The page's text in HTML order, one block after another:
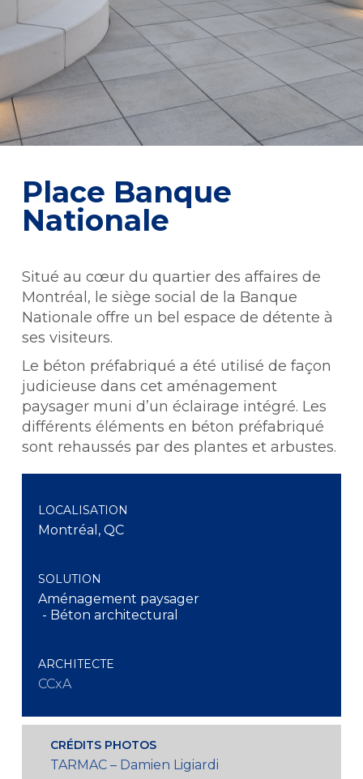
Place Banque
Nationale
Situé au cœur du quartier des affaires de
Montréal, le siège social de la Banque
Nationale offre un bel espace de détente à
ses visiteurs.
Le béton préfabriqué a été utilisé de façon
judicieuse dans cet aménagement
paysager muni d’un éclairage intégré. Les
différents éléments en béton préfabriqué
sont rehaussés par des plantes et arbustes.
LOCALISATION
Montréal, QC
SOLUTION
Aménagement paysager
- Béton architectural
ARCHITECTE
CCxA
CRÉDITS PHOTOS
TARMAC – Damien Ligiardi